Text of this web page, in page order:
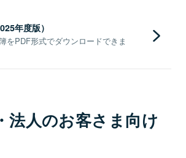
年度版）
をPDF形式でダウンロードできま
法人のお客さま向け